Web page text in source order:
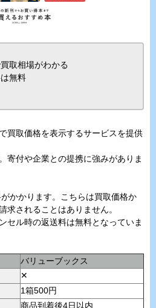
取相場がわかる
無料
買取価格を表示するサービスを提供
寄付や企業との提携に強みがありま
かかります。こちらは買取価格か
求されることはありません。
セル時の返送料は無料となっていま
バリューブックス
✕
1箱500円
商品到着後4日以内